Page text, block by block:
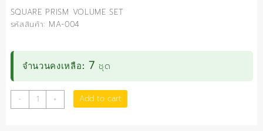
SQUARE PRISM VOLUME SET
รหัสสินค้า: MA-004
จำนวนคงเหลือ: 7 ชุด
-
ชุด
ปริมาตร
+ Add to cart